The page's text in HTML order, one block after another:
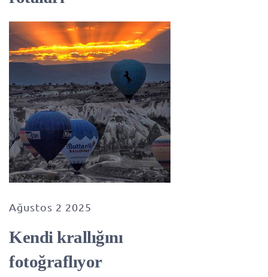
Ağustos 2 2025
Kendi krallığını
fotoğraflıyor